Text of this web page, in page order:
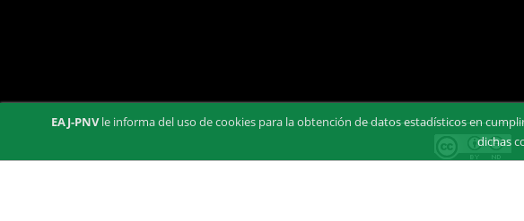
EAJ-PNVle informa del uso de cookies para la obtención de datos estadísticos en
dichas